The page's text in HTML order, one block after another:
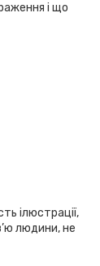
і що
ілюстрації,
людини, не